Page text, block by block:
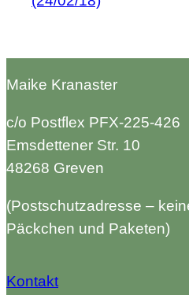
Maike Kranaster
c/o Postflex PFX-225-426
Emsdettener Str. 10
48268 Greven
(Postschutzadresse –
Päckchen und Paketen)
Kontakt